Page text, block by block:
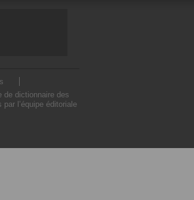
dictionnaire des
l’équipe éditoriale